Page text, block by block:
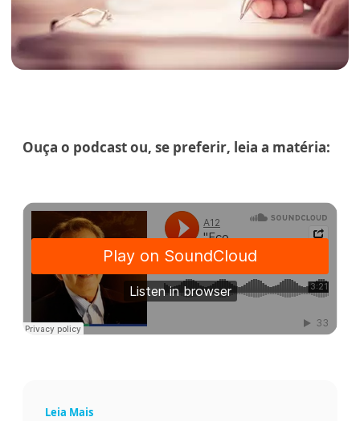
Ouça o podcast ou, se preferir, leia a matéria:
Leia Mais